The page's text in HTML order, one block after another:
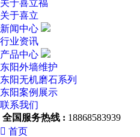
关于喜立福
关于喜立
新闻中心
行业资讯
产品中心
东阳外墙维护
东阳无机磨石系列
东阳案例展示
联系我们
全国服务热线 : 18868583939
 首页